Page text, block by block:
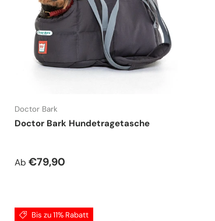
Doctor Bark
Doctor Bark Hundetragetasche
Normaler Preis
Ab €79,90
Bis zu 11% Rabatt